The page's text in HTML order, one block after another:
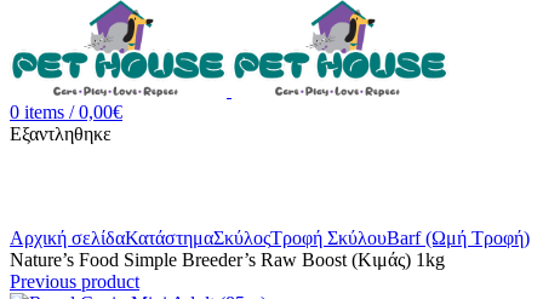
0 items / 0,00€
Εξαντληθηκε
Αρχική σελίδαΚατάστημαΣκύλοςΤροφή ΣκύλουBarf (Ωμή Τροφή)
Nature’s Food Simple Breeder’s Raw Boost (Κιμάς) 1kg
Previous product